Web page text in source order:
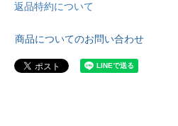
返品特約について
商品についてのお問い合わせ